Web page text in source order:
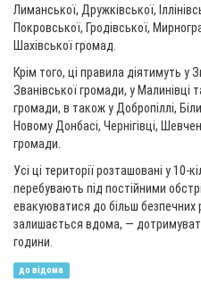
Лиманської, Дружківської,
Покровської, Гродівської,
Шахівської громад.
Крім того, ці правила діятимуть у
Званівської громади, у Малинівці
громади, в також у Добропіллі,
Новому Донбасі, Чернігівці,
громади.
Усі ці території розташовані у 10-
перебувають під постійними
евакуюватися до більш безпечних
залишається вдома, —
години.
до відома